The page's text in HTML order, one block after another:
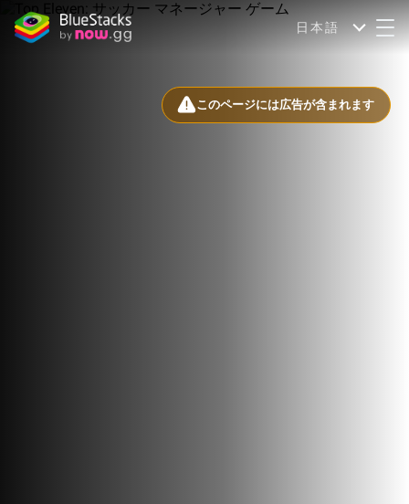
日本語
このページには広告が含まれます